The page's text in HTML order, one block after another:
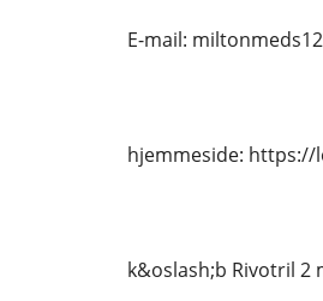
E-mail:
hjemmeside:
k&oslash;b Rivotril 2